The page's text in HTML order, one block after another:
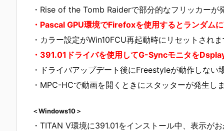
・Rise of the Tomb Raiderで部分的なフリッカーが
・Pascal GPU環境でFirefoxを使用するとランダム
・カラー設定がWin10FCU再起動時にリセットされま
・391.01ドライバを使用してG-Syncモニタを
・ドライバアップデート後にFreestyleが動作しない
・MPC-HCで動画を開くときにスタッターが発生しま
＜Windows10＞
・TITAN V環境に391.01をインストール中、表示が